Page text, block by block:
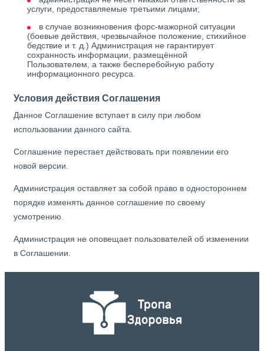
услуги, предоставляемые третьими лицами;
в случае возникновения форс-мажорной ситуации
(боевые действия, чрезвычайное положение, стихийное
бедствие и т. д.) Администрация не гарантирует
сохранность информации, размещённой
Пользователем, а также бесперебойную работу
информационного ресурса.
Условия действия Соглашения
Данное Соглашение вступает в силу при любом
использовании данного сайта.
Соглашение перестает действовать при появлении его
новой версии.
Администрация оставляет за собой право в одностороннем
порядке изменять данное соглашение по своему
усмотрению.
Администрация не оповещает пользователей об изменении
в Соглашении.